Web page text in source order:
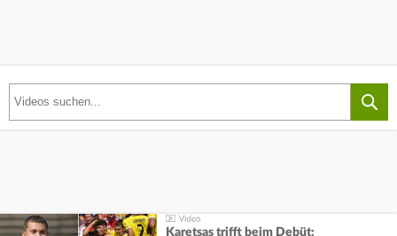
Karetsas trifft beim Debüt: